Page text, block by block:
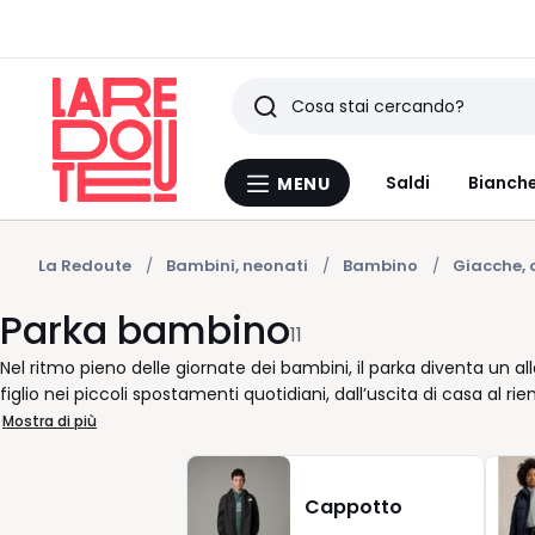
Menu
MENU Saldi
Ricerca
Ultimi
articoli
visti
La Redoute Bambini, neonati Bambino Giacche,
Parka bambino11
Nel ritmo pieno delle giornate dei bambini, il parka diventa un
figlio nei piccoli spostamenti quotidiani, dall’uscita di casa al
selezionato modelli di abbigliamento facili da indossare e da
reversibile offrono due stili in un solo gesto, una soluzione
rapidamente. Il tessuto è pensato per l’uso quotidiano,
pulite, i colori equilibrati, come il blu, sempre facile da
Mostra di più
Cappotto